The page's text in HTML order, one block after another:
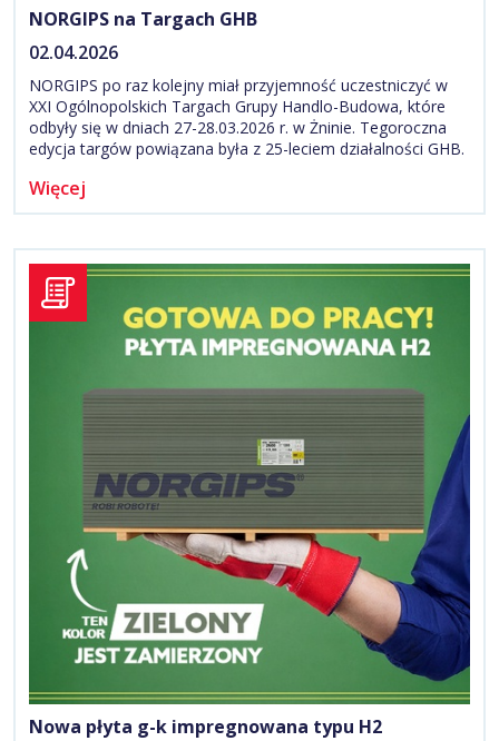
NORGIPS na Targach GHB
02.04.2026
NORGIPS po raz kolejny miał przyjemność uczestniczyć w
XXI Ogólnopolskich Targach Grupy Handlo-Budowa, które
odbyły się w dniach 27-28.03.2026 r. w Żninie. Tegoroczna
edycja targów powiązana była z 25-leciem działalności GHB.
Więcej
Nowa płyta g-k impregnowana typu H2